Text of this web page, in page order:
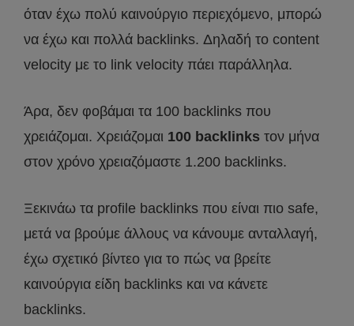
όταν έχω πολύ καινούργιο περιεχόμενο, μπορώ
να έχω και πολλά backlinks. Δηλαδή το content
velocity με το link velocity πάει παράλληλα.
Άρα, δεν φοβάμαι τα 100 backlinks που
χρειάζομαι. Χρειάζομαι 100 backlinks τον μήνα
στον χρόνο χρειαζόμαστε 1.200 backlinks.
Ξεκινάω τα profile backlinks που είναι πιο safe,
μετά να βρούμε άλλους να κάνουμε ανταλλαγή,
έχω σχετικό βίντεο για το πώς να βρείτε
καινούργια είδη backlinks και να κάνετε
backlinks.